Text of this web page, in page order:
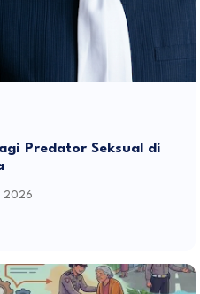
Predator Seksual di
2026